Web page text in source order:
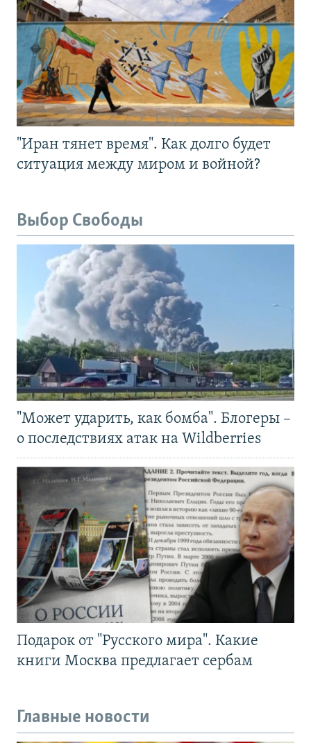
"Иран тянет время". Как долго будет
ситуация между миром и войной?
Выбор Свободы
"Может ударить, как бомба". Блогеры –
о последствиях атак на Wildberries
Подарок от "Русского мира". Какие
книги Москва предлагает сербам
Главные новости